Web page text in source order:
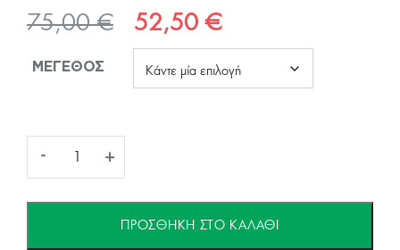
75,00€
Original
price
was:
52,50€Η
τρέχουσα
τιμή
ΜΈΓΕΘΟΣ
- Γυναικείο
+
ΠΡΟΣΘΉΚΗ ΣΤΟ ΚΑΛΆΘΙ